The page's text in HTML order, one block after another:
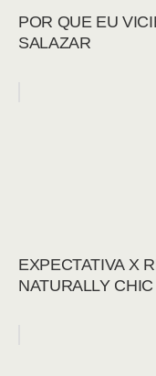
POR QUE EU
SALAZAR
EXPECTATIVA X
NATURALLY